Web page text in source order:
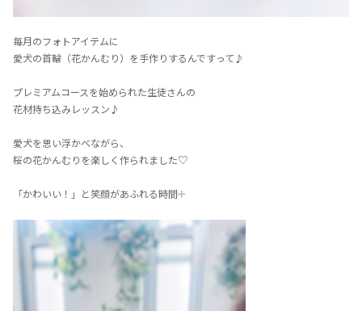
毎月のフォトアイテムに⁡
愛犬の首輪（花かんむり）を手作りするんですって♪
プレミアムコースを始められた生徒さんの
花材持ち込みレッスン♪
愛犬を思い浮かべながら、
桜の花かんむりを楽しく作られました♡
「かわいい！」と笑顔があふれる時間𓇬